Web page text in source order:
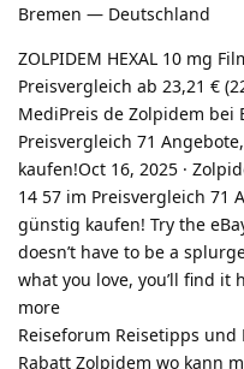
Bremen — Deutschland
ZOLPIDEM HEXAL 10 mg
Preisvergleich ab 23,21 €
MediPreis de Zolpidem bei
Preisvergleich 71
kaufen!Oct 16, 2025 ·
14 57 im Preisvergleich 71
günstig kaufen! Try the
doesn’t have to be a
what you love, you’ll find it
more
Reiseforum Reisetipps
Rabatt Zolpidem wo kann